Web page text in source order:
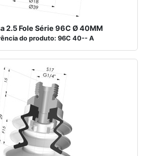
2.5 Fole Série 96C Ø 40MM
do produto: 96C 40-- A